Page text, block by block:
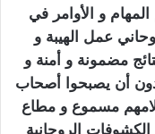
و الأوامر في
عمل الهيبة و
مضمونة و أمنة و
أن يصبحوا أصحاب
مسموع و مطاع
الروحانية